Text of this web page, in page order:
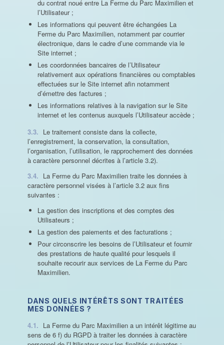
du contrat noué entre La Ferme du Parc Maximilien et
l’Utilisateur ;
Les informations qui peuvent être échangées La
Ferme du Parc Maximilien, notamment par courrier
électronique, dans le cadre d’une commande via le
Site internet ;
Les coordonnées bancaires de l’Utilisateur
relativement aux opérations financières ou comptables
effectuées sur le Site internet afin notamment
d’émettre des factures ;
Les informations relatives à la navigation sur le Site
internet et les contenus auxquels l’Utilisateur accède ;
3.3. Le traitement consiste dans la collecte,
l’enregistrement, la conservation, la consultation,
l’organisation, l’utilisation, le rapprochement des données
à caractère personnel décrites à l’article 3.2).
3.4. La Ferme du Parc Maximilien traite les données à
caractère personnel visées à l’article 3.2 aux fins
suivantes :
La gestion des inscriptions et des comptes des
Utilisateurs ;
La gestion des paiements et des facturations ;
Pour circonscrire les besoins de l’Utilisateur et fournir
des prestations de haute qualité pour lesquels il
souhaite recourir aux services de La Ferme du Parc
Maximilien.
DANS QUELS INTÉRÊTS SONT TRAITÉES
MES DONNÉES ?
4.1. La Ferme du Parc Maximilien a un intérêt légitime au
sens de 6 f) du RGPD à traiter les données à caractère